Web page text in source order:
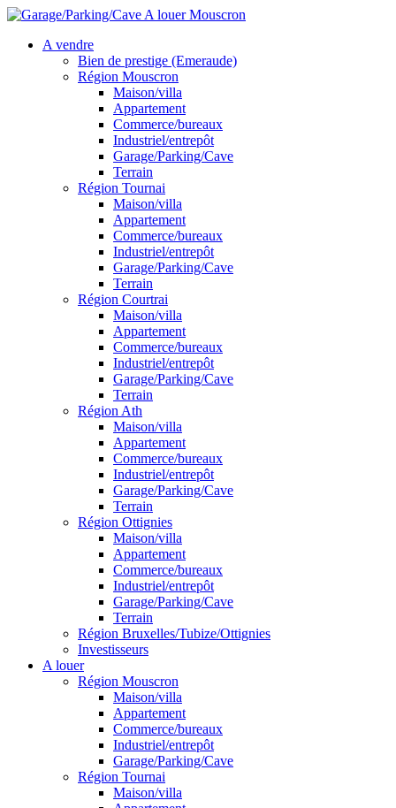
A vendre
Bien de prestige (Emeraude)
Région Mouscron
Maison/villa
Appartement
Commerce/bureaux
Industriel/entrepôt
Garage/Parking/Cave
Terrain
Région Tournai
Maison/villa
Appartement
Commerce/bureaux
Industriel/entrepôt
Garage/Parking/Cave
Terrain
Région Courtrai
Maison/villa
Appartement
Commerce/bureaux
Industriel/entrepôt
Garage/Parking/Cave
Terrain
Région Ath
Maison/villa
Appartement
Commerce/bureaux
Industriel/entrepôt
Garage/Parking/Cave
Terrain
Région Ottignies
Maison/villa
Appartement
Commerce/bureaux
Industriel/entrepôt
Garage/Parking/Cave
Terrain
Région Bruxelles/Tubize/Ottignies
Investisseurs
A louer
Région Mouscron
Maison/villa
Appartement
Commerce/bureaux
Industriel/entrepôt
Garage/Parking/Cave
Région Tournai
Maison/villa